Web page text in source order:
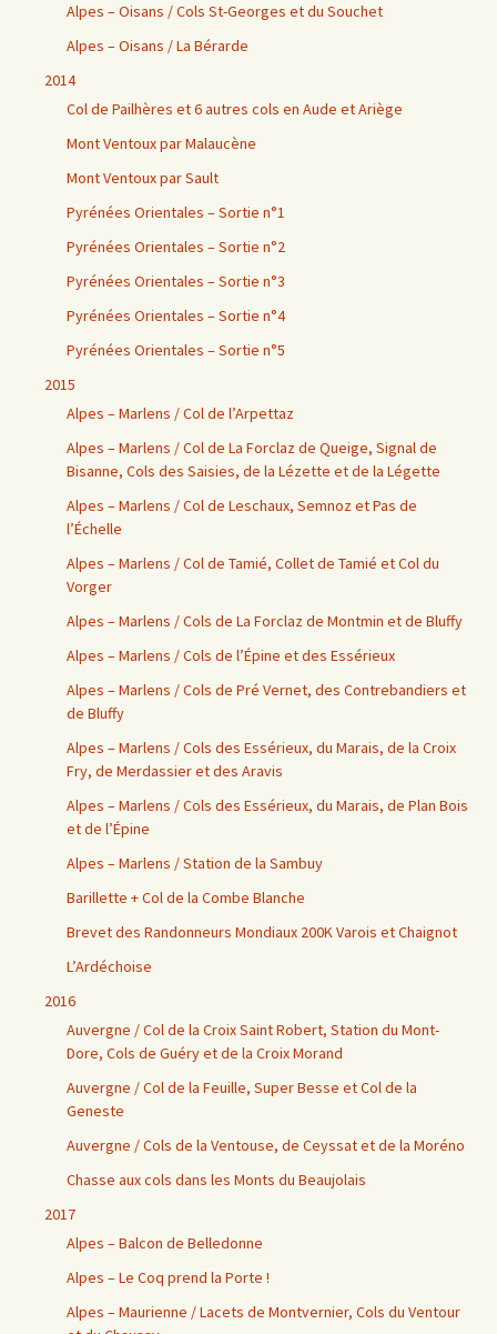
Alpes – Oisans / Cols St-Georges et du Souchet
Alpes – Oisans / La Bérarde
2014
Col de Pailhères et 6 autres cols en Aude et Ariège
Mont Ventoux par Malaucène
Mont Ventoux par Sault
Pyrénées Orientales – Sortie n°1
Pyrénées Orientales – Sortie n°2
Pyrénées Orientales – Sortie n°3
Pyrénées Orientales – Sortie n°4
Pyrénées Orientales – Sortie n°5
2015
Alpes – Marlens / Col de l’Arpettaz
Alpes – Marlens / Col de La Forclaz de Queige, Signal de
Bisanne, Cols des Saisies, de la Lézette et de la Légette
Alpes – Marlens / Col de Leschaux, Semnoz et Pas de
l’Échelle
Alpes – Marlens / Col de Tamié, Collet de Tamié et Col du
Vorger
Alpes – Marlens / Cols de La Forclaz de Montmin et de Bluffy
Alpes – Marlens / Cols de l’Épine et des Essérieux
Alpes – Marlens / Cols de Pré Vernet, des Contrebandiers et
de Bluffy
Alpes – Marlens / Cols des Essérieux, du Marais, de la Croix
Fry, de Merdassier et des Aravis
Alpes – Marlens / Cols des Essérieux, du Marais, de Plan Bois
et de l’Épine
Alpes – Marlens / Station de la Sambuy
Barillette + Col de la Combe Blanche
Brevet des Randonneurs Mondiaux 200K Varois et Chaignot
L’Ardéchoise
2016
Auvergne / Col de la Croix Saint Robert, Station du Mont-
Dore, Cols de Guéry et de la Croix Morand
Auvergne / Col de la Feuille, Super Besse et Col de la
Geneste
Auvergne / Cols de la Ventouse, de Ceyssat et de la Moréno
Chasse aux cols dans les Monts du Beaujolais
2017
Alpes – Balcon de Belledonne
Alpes – Le Coq prend la Porte !
Alpes – Maurienne / Lacets de Montvernier, Cols du Ventour